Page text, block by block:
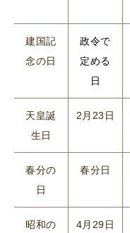
建国記
念の日
政令で
定める
日
天皇誕
生日
2月23日
春分の
日
春分日
昭和の
4月29日